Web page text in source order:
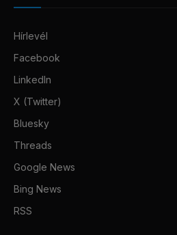
Hírlevél
Facebook
LinkedIn
X (Twitter)
Bluesky
Threads
Google News
Bing News
RSS